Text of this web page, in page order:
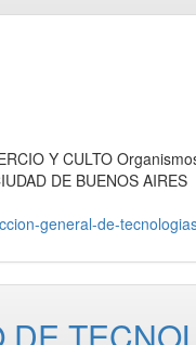
Y CULTO
DE BUENOS AIRES
general-de-